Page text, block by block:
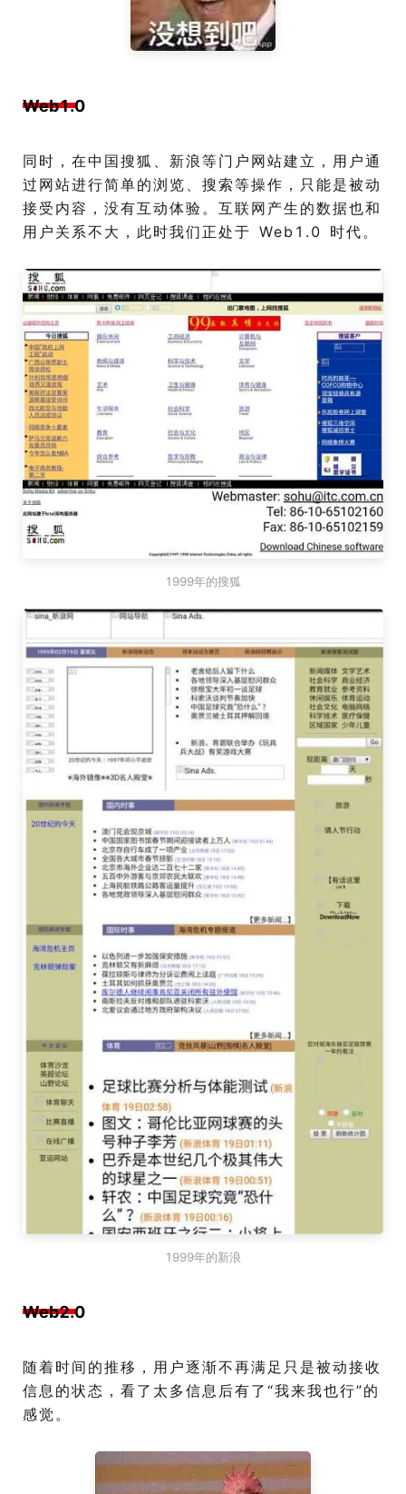
Web1.0
同时，在中国搜狐、新浪等门户网站建立，用户通
过网站进行简单的浏览、搜索等操作，只能是被动
接受内容，没有互动体验。互联网产生的数据也和
用户关系不大，此时我们正处于 Web1.0 时代。
1999年的搜狐
1999年的新浪
Web2.0
随着时间的推移，用户逐渐不再满足只是被动接收
信息的状态，看了太多信息后有了“我来我也行”的
感觉。